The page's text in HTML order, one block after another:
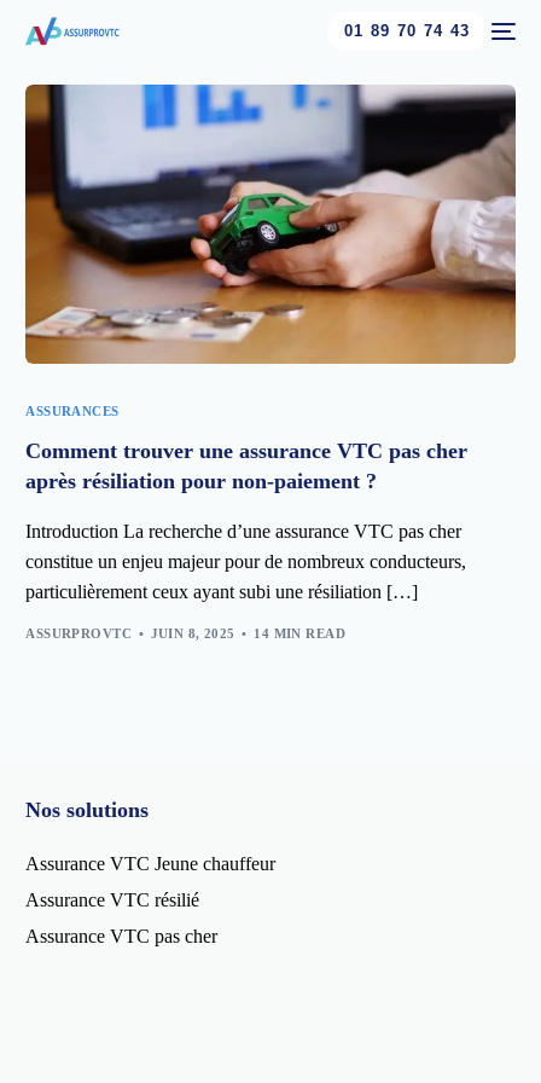
01 89 70 74 43
ASSURANCES
Comment trouver une assurance VTC pas cher
après résiliation pour non-paiement ?
Introduction La recherche d’une assurance VTC pas cher
constitue un enjeu majeur pour de nombreux conducteurs,
particulièrement ceux ayant subi une résiliation […]
ASSURPROVTC JUIN 8, 2025 14 MIN READ
Nos solutions
Assurance VTC Jeune chauffeur
Assurance VTC résilié
Assurance VTC pas cher